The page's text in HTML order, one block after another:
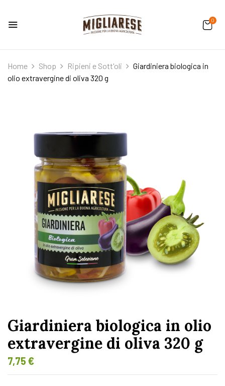
0
Home Shop Ripieni e Sott'oli
Giardiniera biologica in
olio extravergine di oliva 320 g
Giardiniera biologica in olio
extravergine di oliva 320 g
7,75 €